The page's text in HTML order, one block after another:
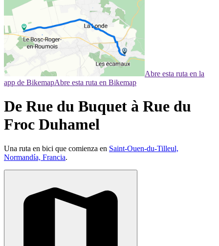
Abre esta ruta en la
app de BikemapAbre esta ruta en Bikemap
De Rue du Buquet à Rue du
Froc Duhamel
Una ruta en bici que comienza en Saint-Ouen-du-Tilleul,
Normandía, Francia.